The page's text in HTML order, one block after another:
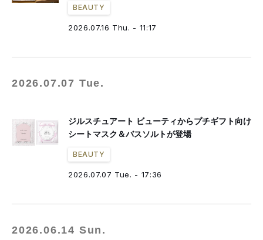
BEAUTY
2026.07.16 Thu. - 11:17
2026.07.07 Tue.
ジルスチュアート ビューティからプチギフト向け
シートマスク＆バスソルトが登場
BEAUTY
2026.07.07 Tue. - 17:36
2026.06.14 Sun.